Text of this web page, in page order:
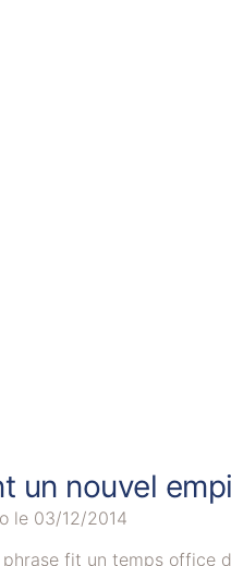
un nouvel
le 03/12/2014
fit un temps